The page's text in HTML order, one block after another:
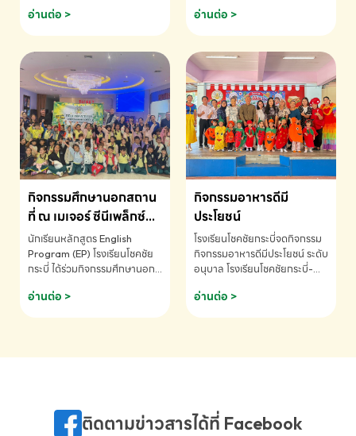
ข้อมูลเพิ่มเติม โทร. 075-691910
อ่านต่อ >
ด.ช.พัทธนันท์ พรหมพันธ์ ชั้น
อนุบาล EP K3 โรงเรียนโชคชัย
แข่งขันคณิตศาสตร์และคณิตคิด
เร็วนานาชาติ ครั้งที่ 46 ประจำปี
2569 ณ ประเทศสิงคโปร์
INTERNATIONAL
MATHEMATICS AND
MENTAL ARITHMETIC
COMPETITION 2026 - ถ้วย
รางวัลรองชนะเลิศอันดับที่ 2
Mental Arithmetic
Competition K2 - ถ้วยรางวัล
รองชนะเลิศอันดับที่ 2 Mental
K2(Grop) โรงเรียนโชคชัยกระบี่-
สอบถามข้อมูลเพิ่มเติม โทร.
075-691910
อ่านต่อ >
กิจกรรมศึกษานอกสถาน
ที่ ณ เมเจอร์ ซีนีเพล็กซ์
ระดับประถมศึกษา (EP.1-
6)
นักเรียนหลักสูตร English
Program (EP) โรงเรียนโชคชัย
กระบี่ ได้ร่วมกิจกรรมศึกษานอก
ชมภาพยนตร์ Toy Story 5
(Soundtrack)เพื่อเสริมทักษะ
ภาษา ผ่านประสบการณ์การเรียนรู้
075-691910
อ่านต่อ >
กิจกรรมอาหารดีมี
ประโยชน์
โรงเรียนโชคชัยกระบี่จดกิจกรรม
กิจกรรมอาหารดีมีประโยชน์ ระดับ
อนุบาล โรงเรียนโชคชัยกระบี่-
075-691910
อ่านต่อ >
ติดตามข่าวสารได้ที่ Facebook